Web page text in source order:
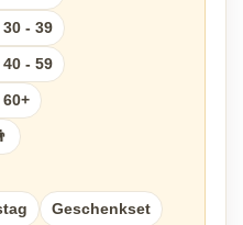
- 39
- 59
Geschenkset